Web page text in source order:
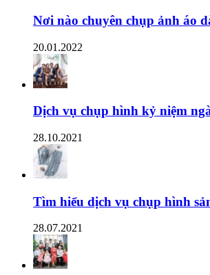
Nơi nào chuyên chụp ảnh áo
20.01.2022
Dịch vụ chụp hình kỷ niệm
28.10.2021
Tìm hiểu dịch vụ chụp hình
28.07.2021